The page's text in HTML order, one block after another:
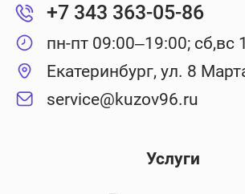
Услуги
+7 343 363-05-86
пн-пт 09:00–19:00; сб,вс
Екатеринбург, ул. 8
service@kuzov96.ru